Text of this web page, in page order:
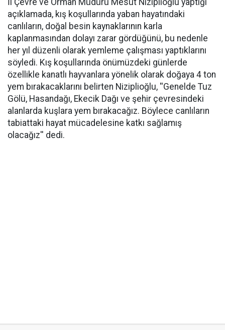
İl Çevre ve Orman Müdürü Mesut Niziplioğlu yaptığı
açıklamada, kış koşullarında yaban hayatındaki
canlıların, doğal besin kaynaklarının karla
kaplanmasından dolayı zarar gördüğünü, bu nedenle
her yıl düzenli olarak yemleme çalışması yaptıklarını
söyledi. Kış koşullarında önümüzdeki günlerde
özellikle kanatlı hayvanlara yönelik olarak doğaya 4 ton
yem bırakacaklarını belirten Niziplioğlu, ''Genelde Tuz
Gölü, Hasandağı, Ekecik Dağı ve şehir çevresindeki
alanlarda kuşlara yem bırakacağız. Böylece canlıların
tabiattaki hayat mücadelesine katkı sağlamış
olacağız'' dedi.